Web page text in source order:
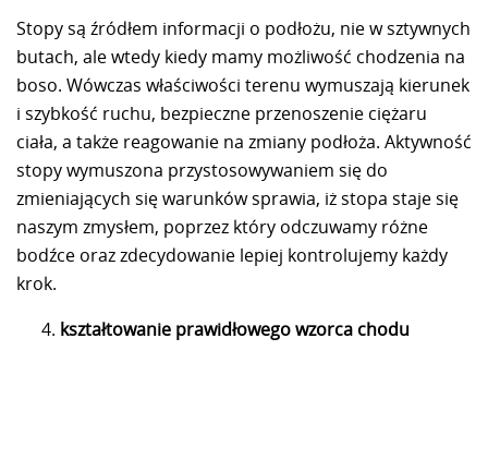
Stopy są źródłem informacji o podłożu, nie w sztywnych
butach, ale wtedy kiedy mamy możliwość chodzenia na
boso. Wówczas właściwości terenu wymuszają kierunek
i szybkość ruchu, bezpieczne przenoszenie ciężaru
ciała, a także reagowanie na zmiany podłoża. Aktywność
stopy wymuszona przystosowywaniem się do
zmieniających się warunków sprawia, iż stopa staje się
naszym zmysłem, poprzez który odczuwamy różne
bodźce oraz zdecydowanie lepiej kontrolujemy każdy
krok.
kształtowanie prawidłowego wzorca chodu